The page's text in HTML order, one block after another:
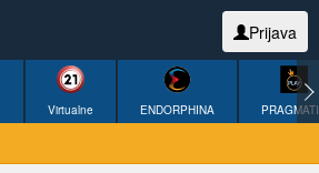
Prijava
Virtualne ENDORPHINA